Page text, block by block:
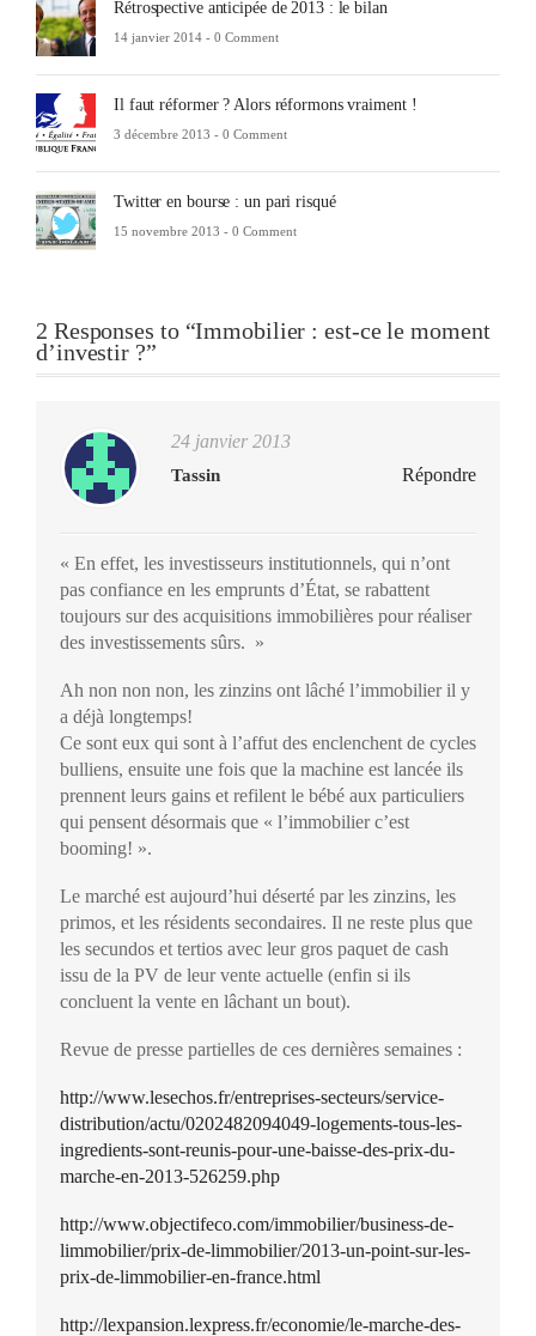
Rétrospective anticipée de 2013 : le bilan
14 janvier 2014 - 0 Comment
Il faut réformer ? Alors réformons vraiment !
3 décembre 2013 - 0 Comment
Twitter en bourse : un pari risqué
15 novembre 2013 - 0 Comment
2 Responses to “Immobilier : est-ce le moment
d’investir ?”
24 janvier 2013
Tassin Répondre
« En effet, les investisseurs institutionnels, qui n’ont
pas confiance en les emprunts d’État, se rabattent
toujours sur des acquisitions immobilières pour réaliser
des investissements sûrs. »
Ah non non non, les zinzins ont lâché l’immobilier il y
a déjà longtemps!
Ce sont eux qui sont à l’affut des enclenchent de cycles
bulliens, ensuite une fois que la machine est lancée ils
prennent leurs gains et refilent le bébé aux particuliers
qui pensent désormais que « l’immobilier c’est
booming! ».
Le marché est aujourd’hui déserté par les zinzins, les
primos, et les résidents secondaires. Il ne reste plus que
les secundos et tertios avec leur gros paquet de cash
issu de la PV de leur vente actuelle (enfin si ils
concluent la vente en lâchant un bout).
Revue de presse partielles de ces dernières semaines :
http://www.lesechos.fr/entreprises-secteurs/service-
distribution/actu/0202482094049-logements-tous-les-
ingredients-sont-reunis-pour-une-baisse-des-prix-du-
marche-en-2013-526259.php
http://www.objectifeco.com/immobilier/business-de-
limmobilier/prix-de-limmobilier/2013-un-point-sur-les-
prix-de-limmobilier-en-france.html
http://lexpansion.lexpress.fr/economie/le-marche-des-